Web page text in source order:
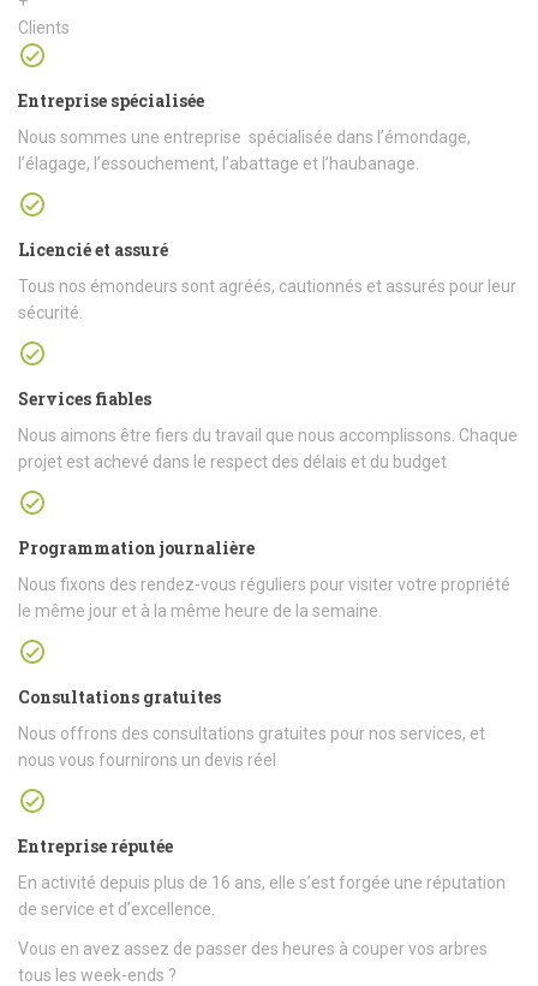
Clients
Entreprise spécialisée
Nous sommes une entreprise spécialisée dans l’émondage,
l’élagage, l’essouchement, l’abattage et l’haubanage.
Licencié et assuré
Tous nos émondeurs sont agréés, cautionnés et assurés pour leur
sécurité.
Services fiables
Nous aimons être fiers du travail que nous accomplissons. Chaque
projet est achevé dans le respect des délais et du budget
Programmation journalière
Nous fixons des rendez-vous réguliers pour visiter votre propriété
le même jour et à la même heure de la semaine.
Consultations gratuites
Nous offrons des consultations gratuites pour nos services, et
nous vous fournirons un devis réel
Entreprise réputée
En activité depuis plus de 16 ans, elle s’est forgée une réputation
de service et d’excellence.
Vous en avez assez de passer des heures à couper vos arbres
tous les week-ends ?